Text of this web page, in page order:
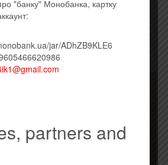
Indie Pop, Downtempo
"банку" Монобанка, картку
jar/ADhZB9KLE6
partners and